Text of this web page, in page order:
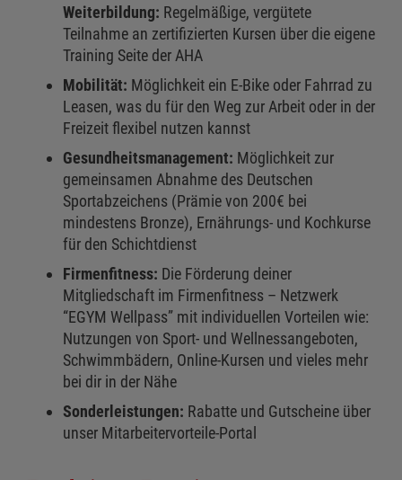
Weiterbildung: Regelmäßige, vergütete
Teilnahme an zertifizierten Kursen über die eigene
Training Seite der AHA
Mobilität: Möglichkeit ein E-Bike oder Fahrrad zu
Leasen, was du für den Weg zur Arbeit oder in der
Freizeit flexibel nutzen kannst
Gesundheitsmanagement: Möglichkeit zur
gemeinsamen Abnahme des Deutschen
Sportabzeichens (Prämie von 200€ bei
mindestens Bronze), Ernährungs- und Kochkurse
für den Schichtdienst
Firmenfitness: Die Förderung deiner
Mitgliedschaft im Firmenfitness – Netzwerk
“EGYM Wellpass” mit individuellen Vorteilen wie:
Nutzungen von Sport- und Wellnessangeboten,
Schwimmbädern, Online-Kursen und vieles mehr
bei dir in der Nähe
Sonderleistungen: Rabatte und Gutscheine über
unser Mitarbeitervorteile-Portal